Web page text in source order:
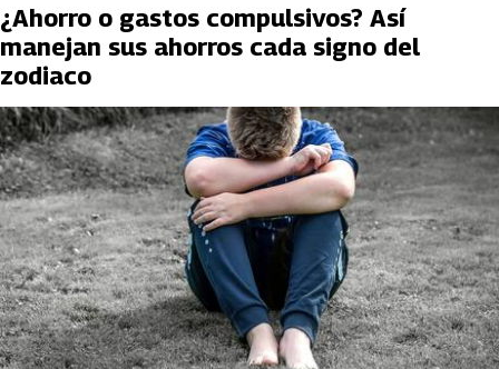
¿Ahorro o gastos compulsivos? Así
manejan sus ahorros cada signo del
zodiaco